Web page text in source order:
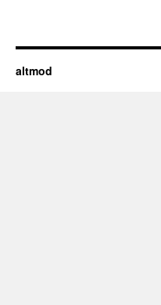
altmod